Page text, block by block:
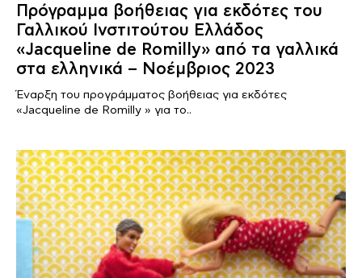
Πρόγραμμα βοήθειας για εκδότες του
Γαλλικού Ινστιτούτου Ελλάδος
«Jacqueline de Romilly» από τα γαλλικά
στα ελληνικά – Νοέμβριος 2023
Έναρξη του προγράμματος βοήθειας για εκδότες
«Jacqueline de Romilly » για το..